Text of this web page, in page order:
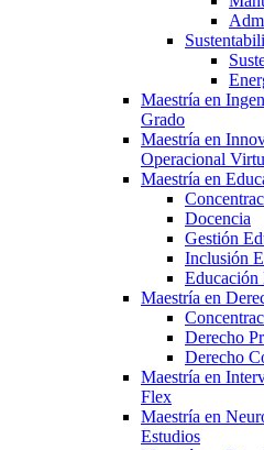
Maestría en
Grado
Maestría en
Operacional
Maestría en
Docencia
Gestión
Inclusión
Educación
Maestría en
Derecho
Derecho
Maestría en
Flex
Maestría en
Estudios